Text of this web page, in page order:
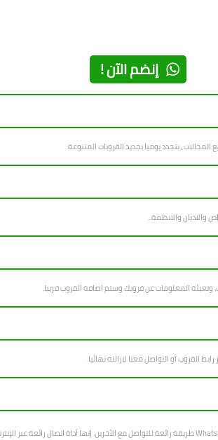
إنضم الآن !
المعلومات عن قروبك وستم اصافة القروب قريبا.
القروب أو التواصل معنا لازالته نهائيا.